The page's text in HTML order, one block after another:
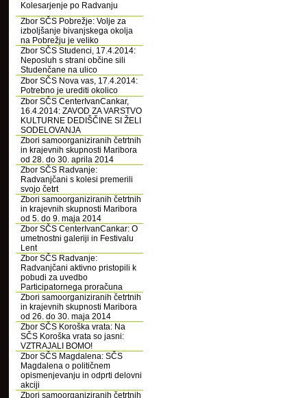
Kolesarjenje po Radvanju
Zbor SČS Pobrežje: Volje za
izboljšanje bivanjskega okolja
na Pobrežju je veliko
Zbor SČS Studenci, 17.4.2014:
Neposluh s strani občine sili
Studenčane na ulico
Zbor SČS Nova vas, 17.4.2014:
Potrebno je urediti okolico
Zbor SČS CenterIvanCankar,
16.4.2014: ZAVOD ZA VARSTVO
KULTURNE DEDIŠČINE SI ŽELI
SODELOVANJA
Zbori samoorganiziranih četrtnih
in krajevnih skupnosti Maribora
od 28. do 30. aprila 2014
Zbor SČS Radvanje:
Radvanjčani s kolesi premerili
svojo četrt
Zbori samoorganiziranih četrtnih
in krajevnih skupnosti Maribora
od 5. do 9. maja 2014
Zbor SČS CenterIvanCankar: O
umetnostni galeriji in Festivalu
Lent
Zbor SČS Radvanje:
Radvanjčani aktivno pristopili k
pobudi za uvedbo
Participatornega proračuna
Zbori samoorganiziranih četrtnih
in krajevnih skupnosti Maribora
od 26. do 30. maja 2014
Zbor SČS Koroška vrata: Na
SČS Koroška vrata so jasni:
VZTRAJALI BOMO!
Zbor SČS Magdalena: SČS
Magdalena o političnem
opismenjevanju in odprti delovni
akciji
Zbori samoorganiziranih četrtnih